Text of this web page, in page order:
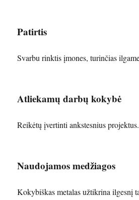
Patirtis
Svarbu rinktis įmones, turinčias
Atliekamų darbų kokybė
Reikėtų įvertinti ankstesnius projektus.
Naudojamos medžiagos
Kokybiškas metalas užtikrina ilgesnį